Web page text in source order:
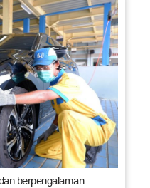
berpengalaman